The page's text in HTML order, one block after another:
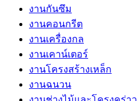
งานกันซึม
งานคอนกรีต
งานเครื่องกล
งานเคาน์เตอร์
งานโครงสร้างเหล็ก
งานฉนวน